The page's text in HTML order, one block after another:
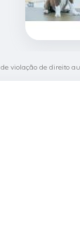
violação de direito